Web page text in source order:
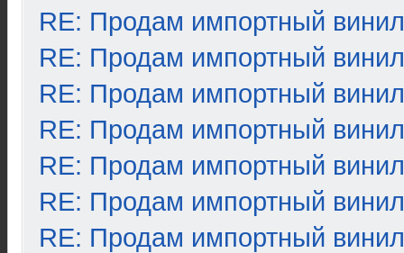
RE: Продам импортный винил
RE: Продам импортный винил
RE: Продам импортный винил
RE: Продам импортный винил
RE: Продам импортный винил
RE: Продам импортный винил
RE: Продам импортный винил